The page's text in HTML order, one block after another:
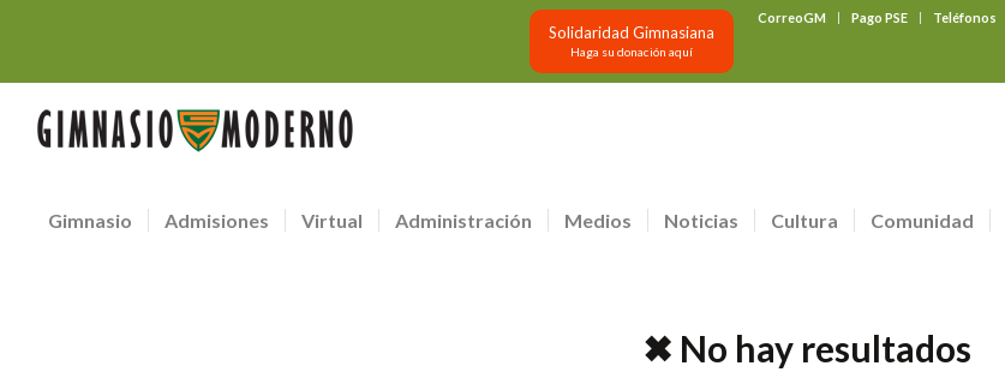
CorreoGM Pago PSE Teléfonos
Solidaridad Gimnasiana
Haga su donación aquí
Gimnasio Admisiones Virtual Administración Medios Noticias Cultura Comunidad
✖ No hay resultados